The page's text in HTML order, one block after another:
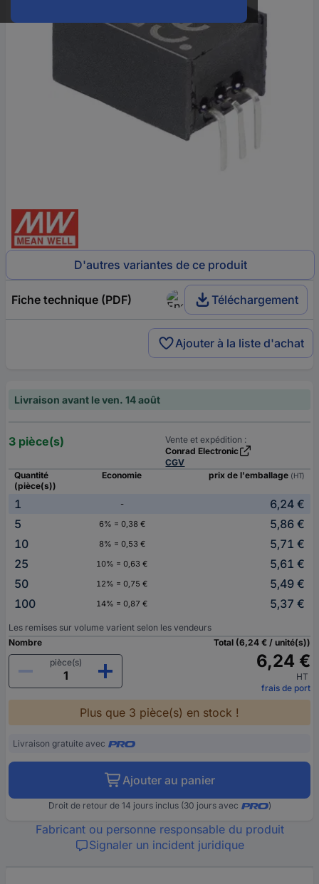
D'autres variantes de ce produit
Fiche technique (PDF) Téléchargement
Ajouter à la liste d'achat
Livraison avant le ven. 14 août
3 pièce(s)
Vente et expédition :
Conrad Electronic
CGV
Quantité
(pièce(s))
Economie prix de l'emballage (HT)
1 -
6,24 €
5
6% = 0,38 €
5,86 €
10
8% = 0,53 €
5,71 €
25
10% = 0,63 €
5,61 €
50
12% = 0,75 €
5,49 €
100
14% = 0,87 € 5,37 €
Les remises sur volume varient selon les vendeurs
Nombre
pièce(s)
Total (6,24 € / unité(s))
6,24 €
HT
frais de port
Plus que 3 pièce(s) en stock !
Livraison gratuite avec
Ajouter au panier
Droit de retour de 14 jours inclus (30 jours avec )
Fabricant ou personne responsable du produit
Signaler un incident juridique